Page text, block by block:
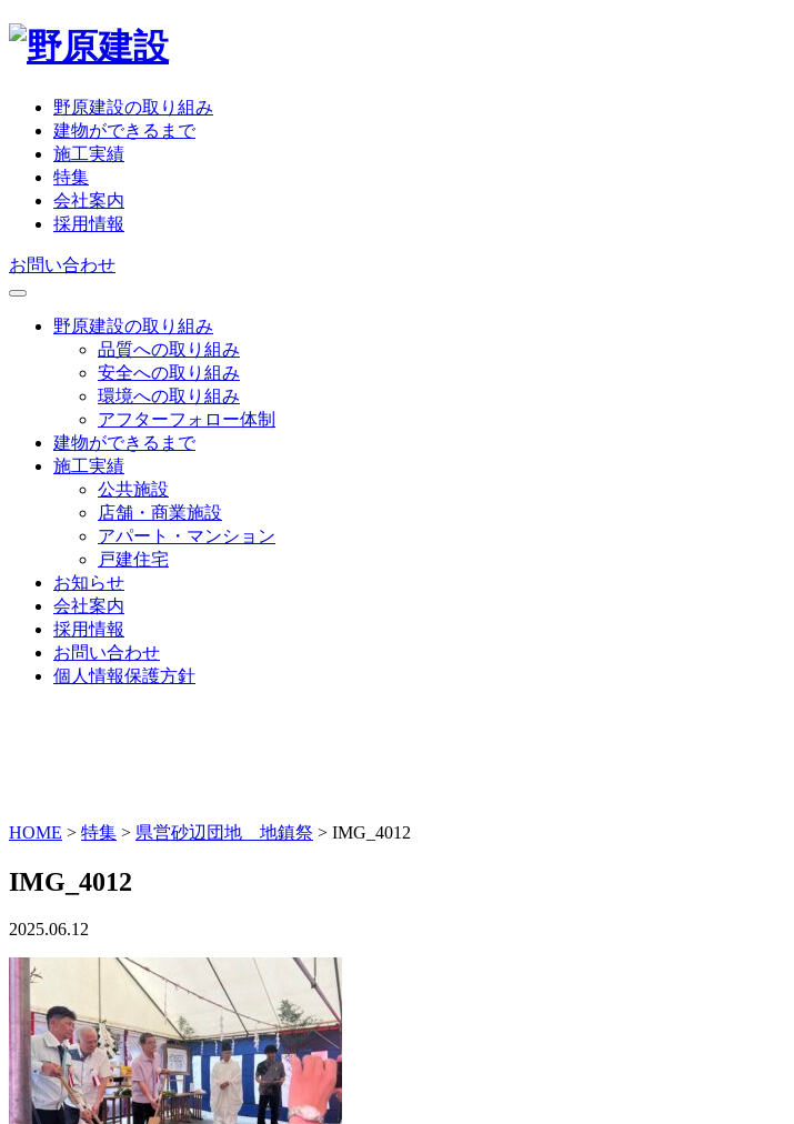
野原建設の取り組み
建物ができるまで
施工実績
特集
会社案内
採用情報
お問い合わせ
野原建設の取り組み
品質への取り組み
安全への取り組み
環境への取り組み
アフターフォロー体制
建物ができるまで
施工実績
公共施設
店舗・商業施設
アパート・マンション
戸建住宅
お知らせ
会社案内
採用情報
お問い合わせ
個人情報保護方針
HOME > 特集 > 県営砂辺団地 地鎮祭 > IMG_4012
IMG_4012
2025.06.12